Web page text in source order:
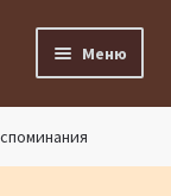
Меню